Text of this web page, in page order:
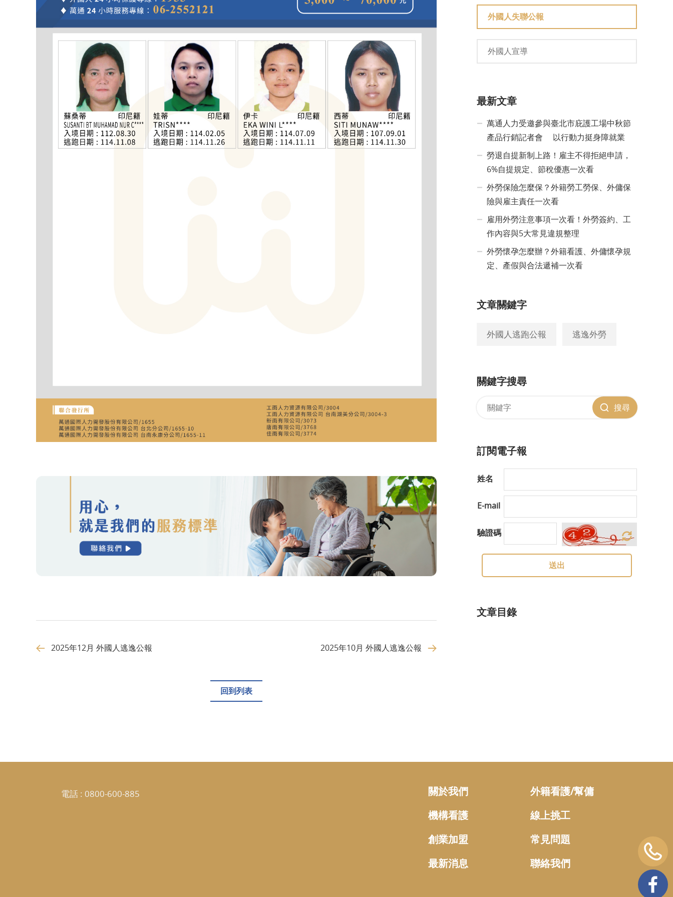
2025年12月 外國人逃逸公報 2025年10月 外國人逃逸公報
回到列表
外國人失聯公報
外國人宣導
最新文章
萬通人力受邀參與臺北市庇護工場中秋節
產品行銷記者會 以行動力挺身障就業
勞退自提新制上路！雇主不得拒絕申請，
6%自提規定、節稅優惠一次看
外勞保險怎麼保？外籍勞工勞保、外傭保
險與雇主責任一次看
雇用外勞注意事項一次看！外勞簽約、工
作內容與5大常見違規整理
外勞懷孕怎麼辦？外籍看護、外傭懷孕規
定、產假與合法遞補一次看
文章關鍵字
外國人逃跑公報 逃逸外勞
關鍵字搜尋
搜尋
訂閱電子報
姓名
E-mail
驗證碼
送出
文章目錄
關於我們
外籍看護/幫傭
機構看護
線上挑工
創業加盟
常見問題
最新消息
聯絡我們
電話 : 0800-600-885